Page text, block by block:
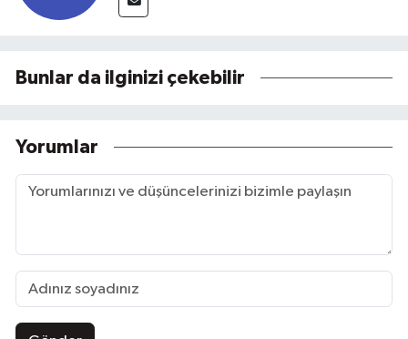
Bunlar da ilginizi çekebilir
Yorumlar